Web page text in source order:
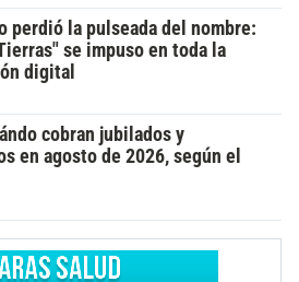
perdió la pulseada del nombre:
se impuso en toda la
digital
cobran jubilados y
en agosto de 2026, según el